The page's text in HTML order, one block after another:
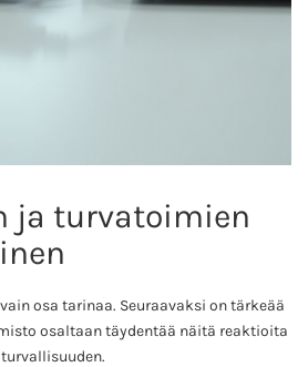
ja turvatoimien
osa tarinaa. Seuraavaksi on tärkeää
osaltaan täydentää näitä reaktioita